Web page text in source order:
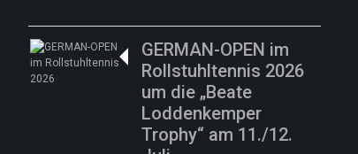
GERMAN-OPEN im
Rollstuhltennis 2026
um die „Beate
Loddenkemper
Trophy“ am 11./12.